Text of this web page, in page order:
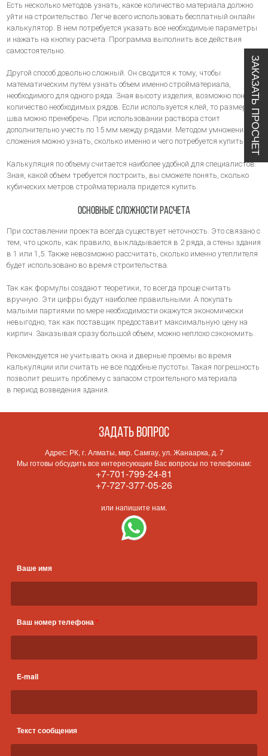
ЗАКАЗАТЬ ПРОСЧЕТ
Есть несколько методов узнать, какое количество материала должно
уйти на строительство. Легче всего использовать бесплатный онлайн
калькулятор. В нем потребуется указать все необходимые параметры
и нажать на кнопку расчета. Программа выполнить все действия
самостоятельно.
Другой способ довольно сложный. Он сводится к тому, чтобы
математическим путем узнать объем именно стройматериала,
необходимого для одного ряда. Зная высоту изделия, возможно понять
количество необходимых рядов. Если используется клей, то размером
шва можно пренебречь. При использовании раствора стоит
дополнительно учесть по 15 мм между рядами. Методом умножения и
сложения можно узнать, сколько именно и чего потребуется купить.
Калькуляция по объему считается наиболее удобной для специалистов.
Зная, какой объем требуется построить, вы сможете понять, сколько
кубических метров стройматериала придется купить.
Основные сложности расчета
При составлении проекта всегда существует неточность. Это связано с
тем, что цоколь, как правило, выкладывается в 2 ряда, а стены здания
в 1 или 1,5. Также невозможно рассчитать, сколько именно утеплителя
будет использовано во время строительства.
Так как формулы создают теоретики, то всегда проще считать
вручную. Эти цифры будут наиболее правильными. А покупать
малыми партиями по мере необходимости окажутся экономически
невыгодно, так как поставщик предоставит максимальную цену на
кирпич. Заказывая сразу большой объем, можно неплохо сэкономить.
Рекомендуется не учитывать окна и дверные проемы во время
калькуляции или считать не все подобные пустоты. Такая погрешность
позволит решить проблему с запасом строительного материала
в период возведения здания.
Задать вопрос
Адрес: РК, г. Алматы, мкр. Самгау, ул. Жанаарка, д. 7
Мы готовы обсудить все интересующие Вас вопросы по телефонам:
+7-701-799-24-81
+7-727-377-05-26
или напишите нам.
Ваше имя
Ваш номер телефона*
E-mail
Текст сообщения